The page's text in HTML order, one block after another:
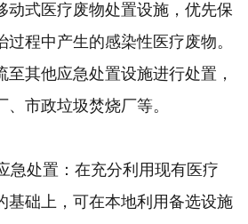
动式医疗废物处置设施，优先保
过程中产生的感染性医疗废物。
至其他应急处置设施进行处置，
市政垃圾焚烧厂等。
急处置：在充分利用现有医疗
基础上，可在本地利用备选设施